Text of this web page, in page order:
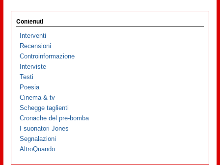
Contenuti
Interventi
Recensioni
Controinformazione
Interviste
Testi
Poesia
Cinema & tv
Schegge taglienti
Cronache del pre-bomba
I suonatori Jones
Segnalazioni
AltroQuando